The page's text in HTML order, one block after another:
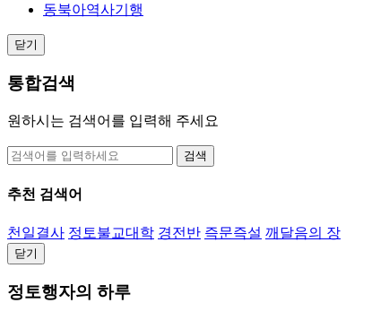
동북아역사기행
닫기
통합검색
원하시는 검색어를 입력해 주세요
검색
추천 검색어
천일결사 정토불교대학 경전반 즉문즉설 깨달음의 장
닫기
정토행자의 하루